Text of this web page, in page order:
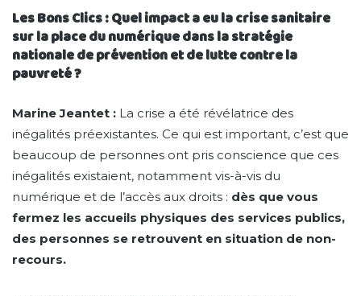
Les Bons Clics : Quel impact a eu la crise sanitaire
sur la place du numérique dans la stratégie
nationale de prévention et de lutte contre la
pauvreté ?
Marine Jeantet : La crise a été révélatrice des
inégalités préexistantes. Ce qui est important, c’est que
beaucoup de personnes ont pris conscience que ces
inégalités existaient, notamment vis-à-vis du
numérique et de l’accès aux droits : dès que vous
fermez les accueils physiques des services publics,
des personnes se retrouvent en situation de non-
recours.